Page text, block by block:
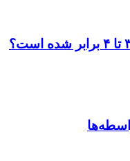
*چرا قبض آب و برق خرداد و تیر ۳ تا ۴ برابر شده است؟